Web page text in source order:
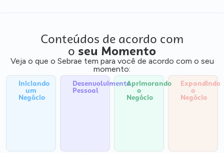
Conteúdos de acordo com
o seu Momento
Veja o que o Sebrae tem para você de acordo com o seu
momento:
Iniciando
um
Negócio
Desenvolvimento
Pessoal
Aprimorando
o
Negócio
Expandindo
o
Negócio